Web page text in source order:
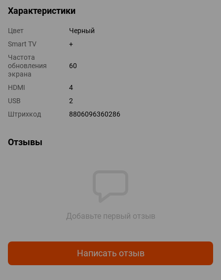
Характеристики
Цвет
Черный
Smart TV
+
Частота
обновления
экрана
60
HDMI
4
USB
2
Штрихкод
8806096360286
Отзывы
Добавьте первый отзыв
Написать отзыв